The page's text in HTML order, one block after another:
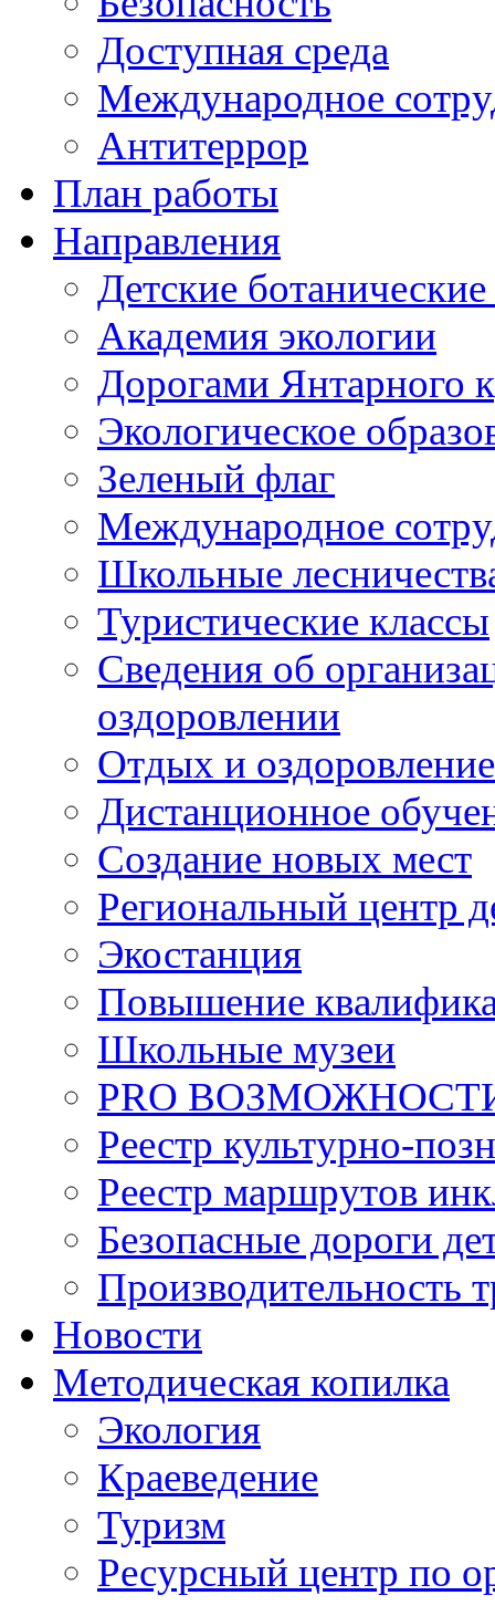
Доступная среда
Международное
Антитеррор
План работы
Направления
Детские
Академия экологии
Дорогами Янтарного
Экологическое
Зеленый флаг
Международное
Школьные
Туристические классы
Сведения об
оздоровлении
Отдых и
Дистанционное
Создание новых мест
Региональный центр
Экостанция
Повышение
Школьные музеи
PRO
Реестр культурно-
Реестр маршрутов
Безопасные дороги
Производительность
Новости
Методическая копилка
Экология
Краеведение
Туризм
Ресурсный центр по